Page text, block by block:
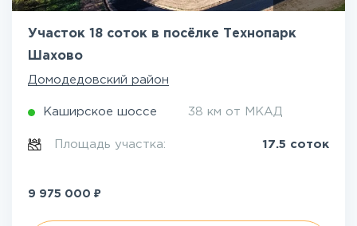
Участок 18 соток в посёлке Технопарк
Шахово
Домодедовский район
Каширское шоссе 38 км от МКАД
Площадь участка: 17.5 соток
9 975 000 ₽